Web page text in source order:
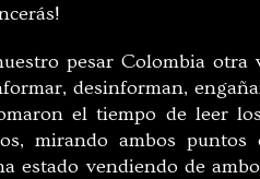
pesar Colombia
desinforman,
el tiempo de leer
mirando ambos
estado vendiendo de